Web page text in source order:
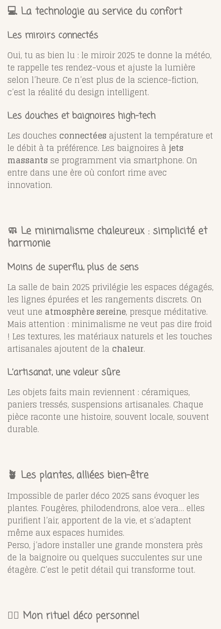
💻 La technologie au service du confort
Les miroirs connectés
Oui, tu as bien lu : le miroir 2025 te donne la météo,
te rappelle tes rendez-vous et ajuste la lumière
selon l’heure. Ce n’est plus de la science-fiction,
c’est la réalité du design intelligent.
Les douches et baignoires high-tech
Les douches connectées ajustent la température et
le débit à ta préférence. Les baignoires à jets
massants se programment via smartphone. On
entre dans une ère où confort rime avec
innovation.
🧼 Le minimalisme chaleureux : simplicité et
harmonie
Moins de superflu, plus de sens
La salle de bain 2025 privilégie les espaces dégagés,
les lignes épurées et les rangements discrets. On
veut une atmosphère sereine, presque méditative.
Mais attention : minimalisme ne veut pas dire froid
! Les textures, les matériaux naturels et les touches
artisanales ajoutent de la chaleur.
L’artisanat, une valeur sûre
Les objets faits main reviennent : céramiques,
paniers tressés, suspensions artisanales. Chaque
pièce raconte une histoire, souvent locale, souvent
durable.
🪴 Les plantes, alliées bien-être
Impossible de parler déco 2025 sans évoquer les
plantes. Fougères, philodendrons, aloe vera… elles
purifient l’air, apportent de la vie, et s’adaptent
même aux espaces humides.
Perso, j’adore installer une grande monstera près
de la baignoire ou quelques succulentes sur une
étagère. C’est le petit détail qui transforme tout.
🧖‍♀️ Mon rituel déco personnel